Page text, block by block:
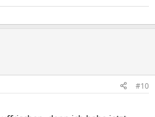
#10